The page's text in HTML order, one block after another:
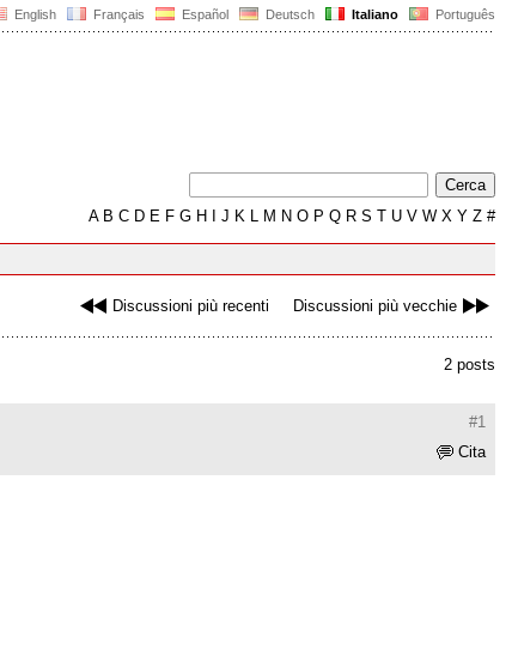
English Français Español Deutsch Italiano Português
AB C D E F G H J K L M N O P Q R S T U V W X Y Z #
Discussioni più recenti Discussioni più vecchie
2 posts
#1
Cita